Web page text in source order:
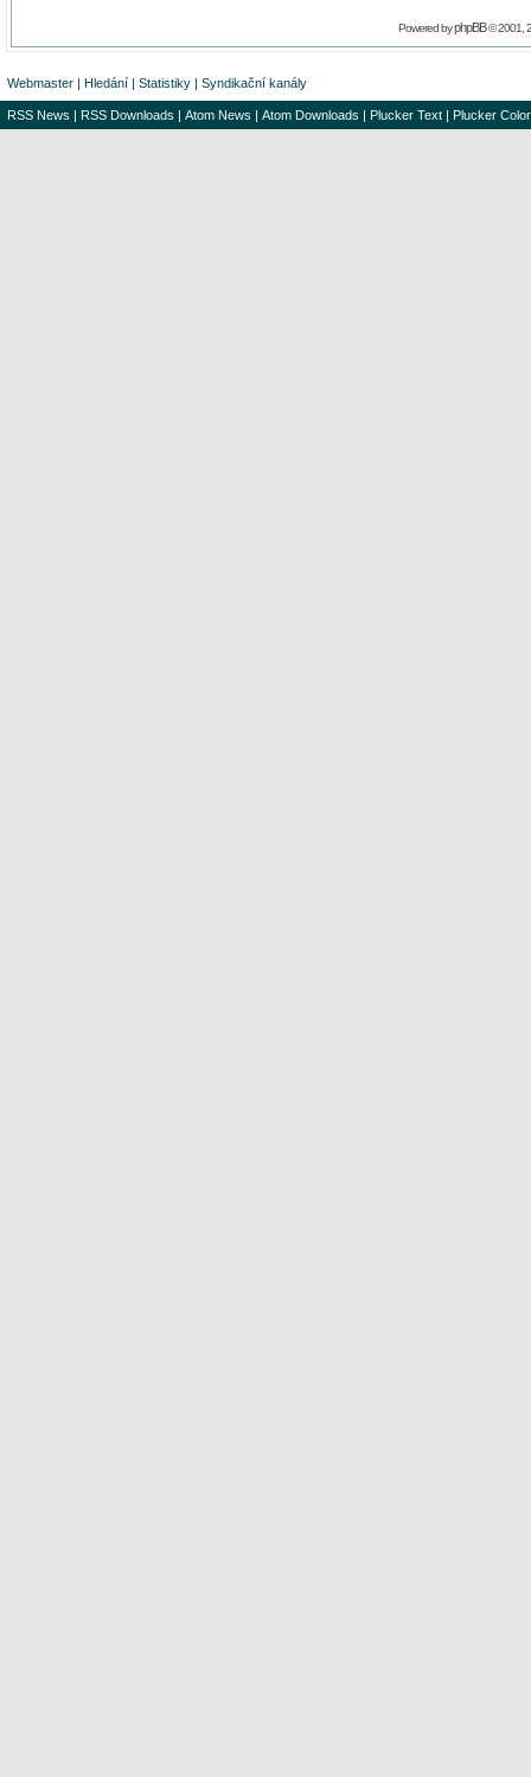
Powered byphpBB© 2001,
Webmaster | Hledání | Statistiky | Syndikační kanály
RSS News | RSS Downloads | Atom News | Atom Downloads | Plucker Text | Plucker Color